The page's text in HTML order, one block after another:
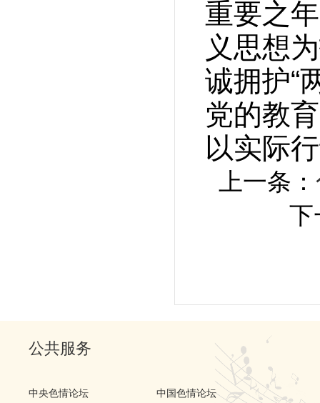
重要之
义思想
诚拥护“
党的教
以实际
上一条：
下
公共服务
中央色情论坛
中国色情论坛